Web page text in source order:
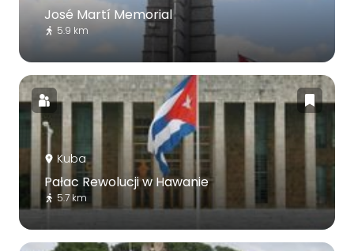
José Martí Memorial
5.9 km
Kuba
Pałac Rewolucji w Hawanie
5.7 km